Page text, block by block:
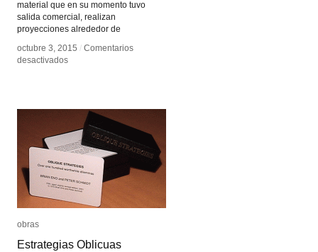
material que en su momento tuvo
salida comercial, realizan
proyecciones alrededor de
octubre 3, 2015 / Comentarios
desactivadosen
octubre 3, 2015 / Comentarios
desactivadosen
obras
Estrategias Oblicuas
obras
Estrategias Oblicuas